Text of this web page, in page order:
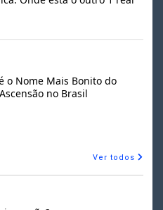
o Nome Mais Bonito do
no Brasil
Ver todos